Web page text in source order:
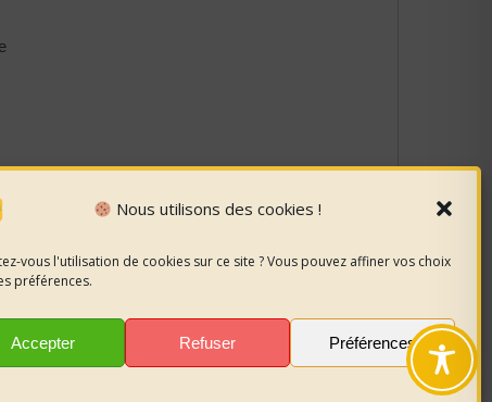
Nous utilisons des cookies !
vous l'utilisation de cookies sur ce site ? Vous pouvez affiner vos choix
préférences.
Accepter Refuser Préférences